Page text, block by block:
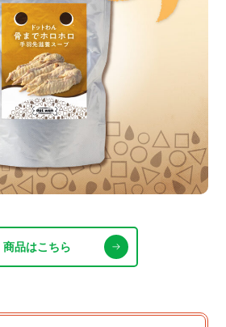
商品はこちら